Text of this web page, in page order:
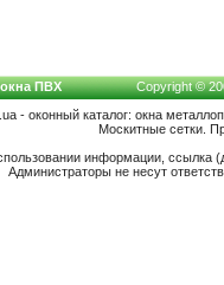
ПВХ
Copyright ©
- оконный каталог: окна
Москитные сетки.
информации, ссылка
Администраторы не несут